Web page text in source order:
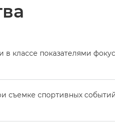
классе показателями
съемке спортивных